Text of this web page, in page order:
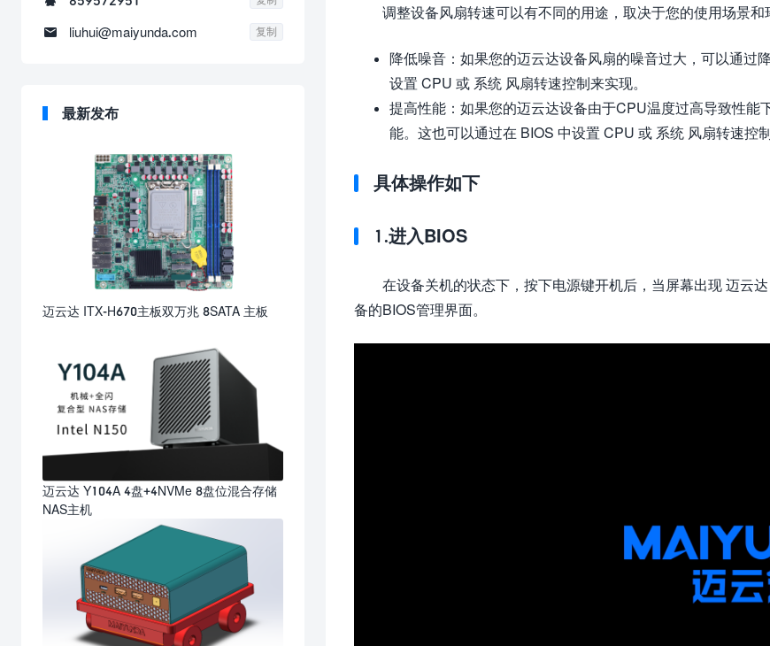
调整设备风扇转速可以有不同的用途，取决于您的使用场景
降低噪音：如果您的迈云达设备风扇的噪音过大，可以通过
设置 CPU 或 系统 风扇转速控制来实现。
提高性能：如果您的迈云达设备由于CPU温度过高导致性
能。这也可以通过在 BIOS 中设置 CPU 或 系统 风扇转速控制
具体操作如下
1.进入BIOS
在设备关机的状态下，按下电源键开机后，当屏幕出现 迈云
备的BIOS管理界面。
 liuhui@maiyunda.com 复制
最新发布
迈云达 ITX-H670主板双万兆 8SATA 主板
迈云达 Y104A 4盘+4NVMe 8盘位混合存储
NAS主机